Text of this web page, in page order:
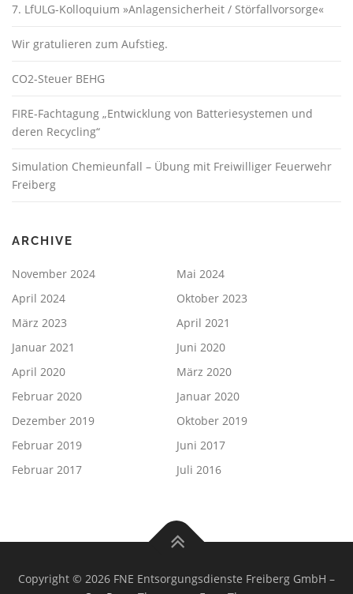
i
g
t
o
n
7. LfULG-Kolloquium »Anlagensicherheit / Störfallvorsorge«
Wir gratulieren zum Aufstieg.
CO2-Steuer BEHG
FIRE-Fachtagung „Entwicklung von Batteriesystemen und
deren Recycling“
Simulation Chemieunfall – Übung mit Freiwilliger Feuerwehr
Freiberg
ARCHIVE
November 2024
Mai 2024
April 2024
Oktober 2023
März 2023
April 2021
Januar 2021
Juni 2020
April 2020
März 2020
Februar 2020
Januar 2020
Dezember 2019
Oktober 2019
Februar 2019
Juni 2017
Februar 2017
Juli 2016
Copyright © 2026 FNE Entsorgungsdienste Freiberg GmbH –